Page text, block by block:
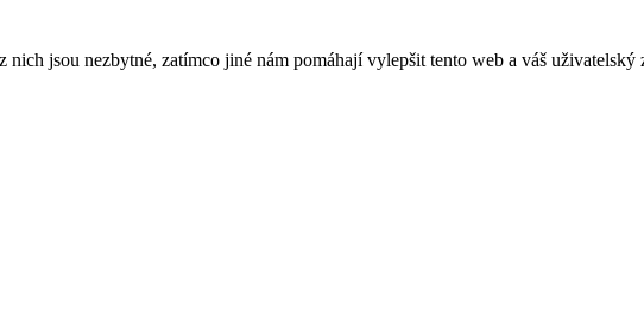
jsou nezbytné, zatímco jiné nám pomáhají vylepšit tento web a váš